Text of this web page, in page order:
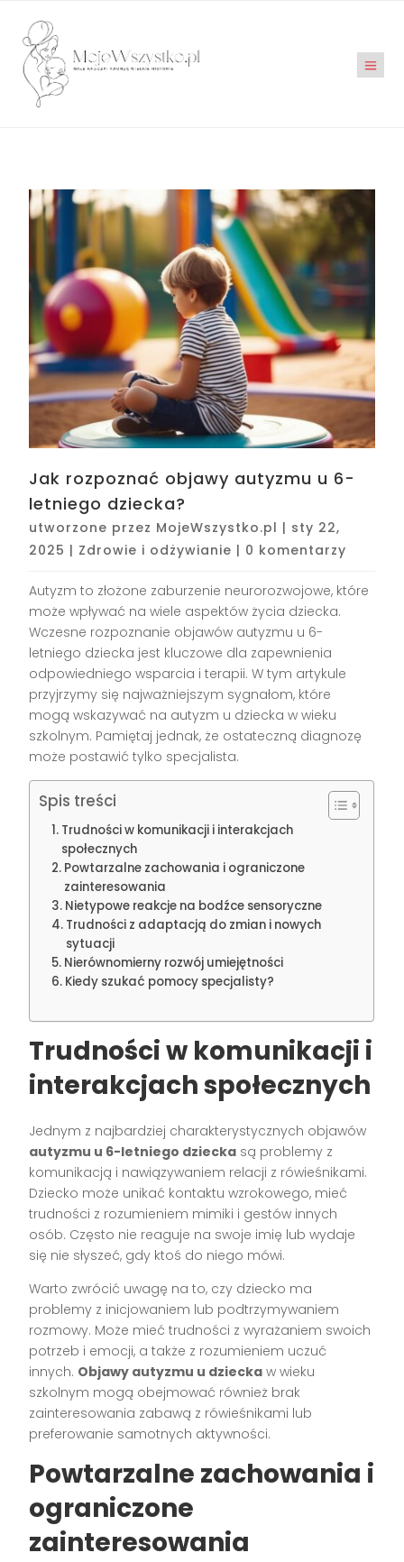
Jak rozpoznać objawy autyzmu u 6-
letniego dziecka?
utworzone przez MojeWszystko.pl | sty 22,
2025 | Zdrowie i odżywianie | 0 komentarzy
Autyzm to złożone zaburzenie neurorozwojowe, które
może wpływać na wiele aspektów życia dziecka.
Wczesne rozpoznanie objawów autyzmu u 6-
letniego dziecka jest kluczowe dla zapewnienia
odpowiedniego wsparcia i terapii. W tym artykule
przyjrzymy się najważniejszym sygnałom, które
mogą wskazywać na autyzm u dziecka w wieku
szkolnym. Pamiętaj jednak, że ostateczną diagnozę
może postawić tylko specjalista.
Spis treści
Trudności w komunikacji i interakcjach
społecznych
Powtarzalne zachowania i ograniczone
zainteresowania
Nietypowe reakcje na bodźce sensoryczne
Trudności z adaptacją do zmian i nowych
sytuacji
Nierównomierny rozwój umiejętności
Kiedy szukać pomocy specjalisty?
Trudności w komunikacji i
interakcjach społecznych
Jednym z najbardziej charakterystycznych objawów
autyzmu u 6-letniego dziecka są problemy z
komunikacją i nawiązywaniem relacji z rówieśnikami.
Dziecko może unikać kontaktu wzrokowego, mieć
trudności z rozumieniem mimiki i gestów innych
osób. Często nie reaguje na swoje imię lub wydaje
się nie słyszeć, gdy ktoś do niego mówi.
Warto zwrócić uwagę na to, czy dziecko ma
problemy z inicjowaniem lub podtrzymywaniem
rozmowy. Może mieć trudności z wyrażaniem swoich
potrzeb i emocji, a także z rozumieniem uczuć
innych. Objawy autyzmu u dziecka w wieku
szkolnym mogą obejmować również brak
zainteresowania zabawą z rówieśnikami lub
preferowanie samotnych aktywności.
Powtarzalne zachowania i
ograniczone
zainteresowania